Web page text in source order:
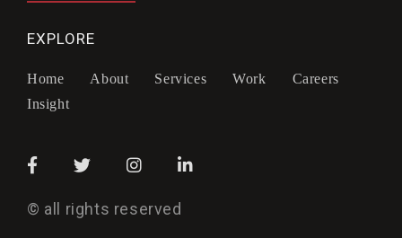
EXPLORE
Home About Services Work
Careers
Insight
© all rights reserved